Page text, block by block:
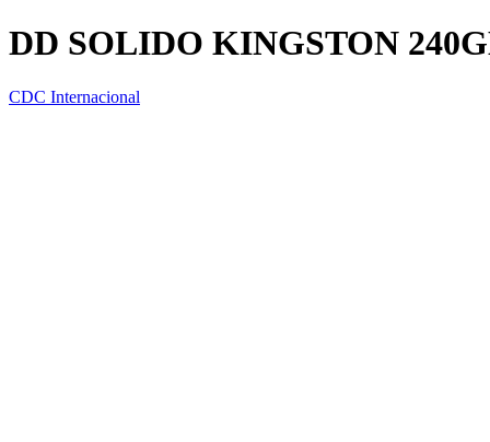
DD SOLIDO KINGSTON
CDC Internacional